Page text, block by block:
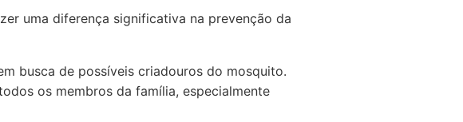
uma diferença significativa na prevenção da
busca de possíveis criadouros do mosquito.
os membros da família, especialmente